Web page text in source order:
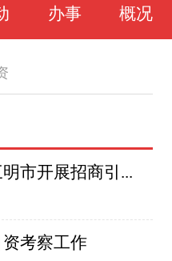
办事 概况
市开展招商引...
考察工作